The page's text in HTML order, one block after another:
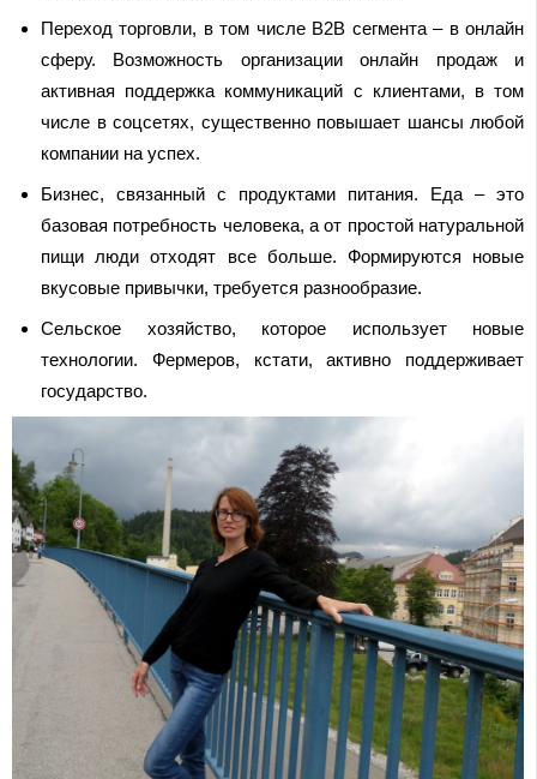
Переход торговли, в том числе В2В сегмента – в онлайн
сферу. Возможность организации онлайн продаж и
активная поддержка коммуникаций с клиентами, в том
числе в соцсетях, существенно повышает шансы любой
компании на успех.
Бизнес, связанный с продуктами питания. Еда – это
базовая потребность человека, а от простой натуральной
пищи люди отходят все больше. Формируются новые
вкусовые привычки, требуется разнообразие.
Сельское хозяйство, которое использует новые
технологии. Фермеров, кстати, активно поддерживает
государство.